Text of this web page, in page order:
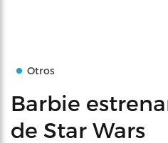
Otros
Barbie
de Star Wars